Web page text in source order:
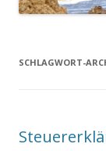
SCHLAGWORT-